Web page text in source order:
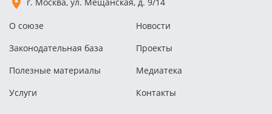
О союзе
Новости
Законодательная база
Проекты
Полезные материалы
Медиатека
Услуги
Контакты